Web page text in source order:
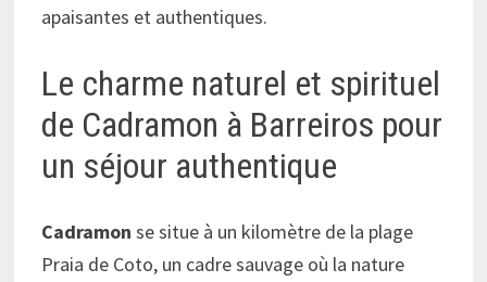
apaisantes et authentiques.
Le charme naturel et spirituel
de Cadramon à Barreiros pour
un séjour authentique
Cadramon se situe à un kilomètre de la plage
Praia de Coto, un cadre sauvage où la nature